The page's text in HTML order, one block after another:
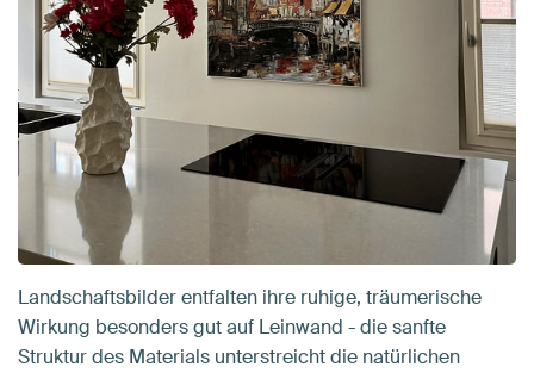
Landschaftsbilder entfalten ihre ruhige, träumerische
Wirkung besonders gut auf Leinwand - die sanfte
Struktur des Materials unterstreicht die natürlichen